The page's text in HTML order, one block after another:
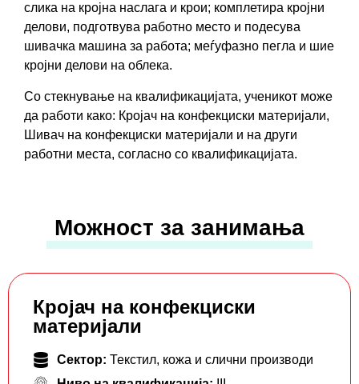
слика на кројна наслага и крои; комплетира кројни
делови, подготвува работно место и подесува
шивачка машина за работа; меѓуфазно пегла и шие
кројни делови на облека.
Со стекнување на квалификацијата, ученикот може
да работи како: Кројач на конфекциски материјали,
Шивач на конфекциски материјали и на други
работни места, согласно со квалификацијата.
Можност за занимања
Кројач на конфекциски
материјали
Сектор: Текстил, кожа и слични производи